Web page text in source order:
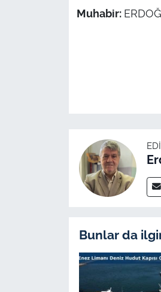
Muhabir:
Bunlar da
Gündem-Eğitim